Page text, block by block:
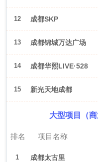
12 成都SKP
13 成都锦城万达广场
14 成都华熙LIVE·528
15 新光天地成都
大型项目（
排名 项目名称
1 成都太古里